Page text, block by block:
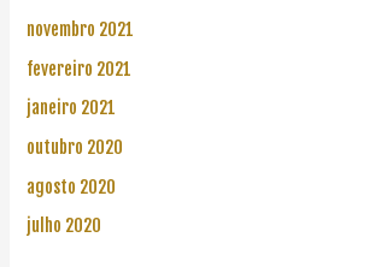
novembro 2021
fevereiro 2021
janeiro 2021
outubro 2020
agosto 2020
julho 2020